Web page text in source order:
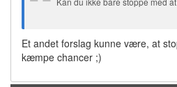
Et andet forslag kunne være, at
kæmpe chancer ;)